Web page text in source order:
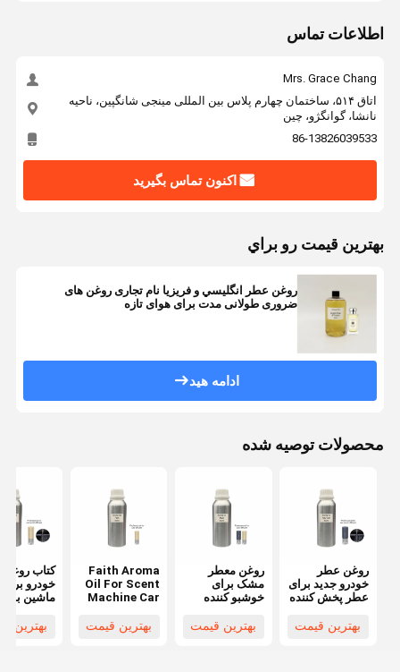
اطلاعات تماس
Mrs. Grace Chang
اتاق ۵۱۴، ساختمان چهارم پلاس بین المللی مینجی شانگپین، ناحیه
نانشا، گوانگژو، چین
86-13826039533
اکنون تماس بگیرید
بهترين قيمت رو براي
روغن عطر انگليسي و فريزيا نام تجاری روغن های
ضروری طولانی مدت برای هوای تازه
ادامه هید
محصولات توصیه شده
روغن عطر
خودرو جدید برای
عطر پخش کننده
کننده خودرو
بهترین قیمت
روغن معطر
مشک برای
خوشبو کننده
ماندگار و
باکیفیت
بهترین قیمت
Faith Aroma
Oil For Scent
Machine Car
Diffuser
Available
بهترین قیمت
کتاب
خودرو برای
ماشین
مرطوب
ماشین
بهترین